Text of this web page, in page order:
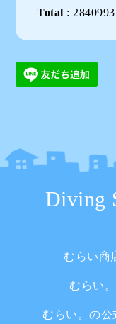
Total : 2840993
Diving
むらい商
むらい
むらい。の公